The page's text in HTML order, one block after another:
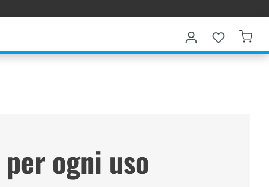
ogni uso